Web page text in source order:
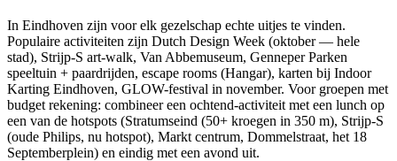
In Eindhoven zijn voor elk gezelschap echte uitjes te vinden.
Populaire activiteiten zijn Dutch Design Week (oktober — hele
stad), Strijp-S art-walk, Van Abbemuseum, Genneper Parken
speeltuin + paardrijden, escape rooms (Hangar), karten bij Indoor
Karting Eindhoven, GLOW-festival in november. Voor groepen met
budget rekening: combineer een ochtend-activiteit met een lunch op
een van de hotspots (Stratumseind (50+ kroegen in 350 m), Strijp-S
(oude Philips, nu hotspot), Markt centrum, Dommelstraat, het 18
Septemberplein) en eindig met een avond uit.